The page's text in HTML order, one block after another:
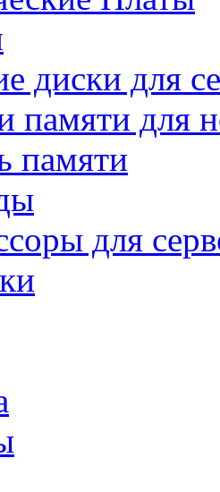
диски для
памяти для
памяти
для